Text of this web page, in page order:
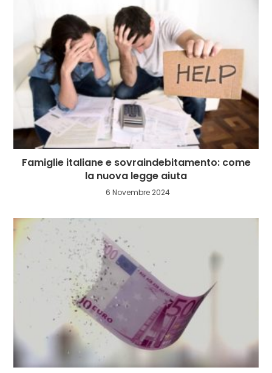
Famiglie italiane e sovraindebitamento: come
la nuova legge aiuta
6 Novembre 2024